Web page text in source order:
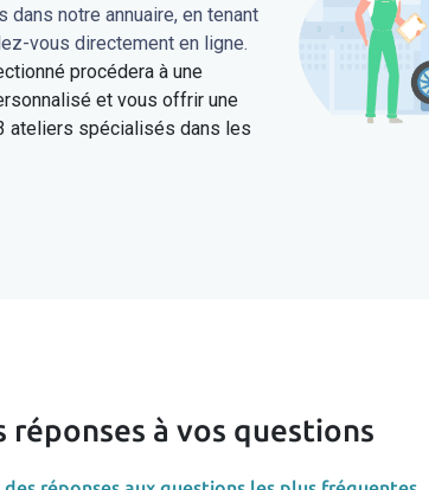
notre annuaire, en tenant
vous directement en ligne.
procédera à une
et vous offrir une
ateliers spécialisés dans les
réponses à vos questions